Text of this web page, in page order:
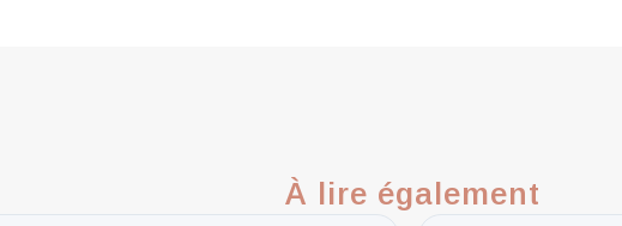
À lire également